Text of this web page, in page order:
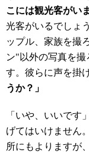
こには観光客がい
光客がいるでしょ
ップル、家族を撮
ン"以外の写真を撮
す。彼らに声を掛
うか？」
「いや、いいです
げてはいけません
所にもよりますが